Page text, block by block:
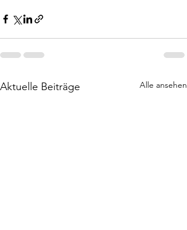
Aktuelle Beiträge Alle ansehen